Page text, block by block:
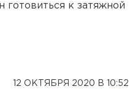
готовиться к затяжной
12 ОКТЯБРЯ 2020 В 10:52